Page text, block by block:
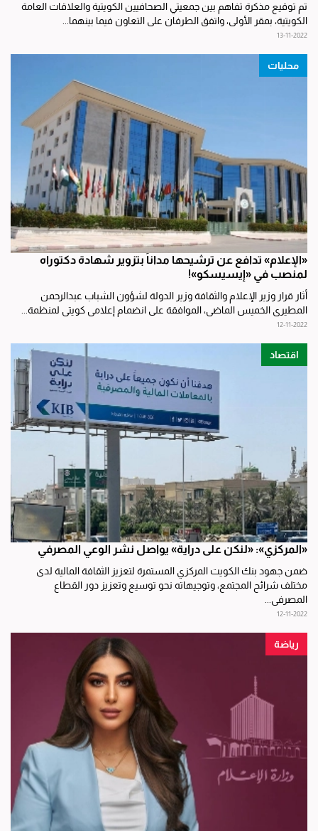
تم توقيع مذكرة تفاهم بين جمعيتي الصحافيين الكويتية والعلاقات العامة
الكويتية، بمقر الأولى، واتفق الطرفان على التعاون فيما بينهما...
13-11-2022
محليات
«الإعلام» تدافع عن ترشيحها مداناً بتزوير شهادة دكتوراه
لمنصب في «إيسيسكو»!
أثار قرار وزير الإعلام والثقافة وزير الدولة لشؤون الشباب عبدالرحمن
المطيري الخميس الماضي، الموافقة على انضمام إعلامي كويتي لمنظمة...
12-11-2022
اقتصاد
«المركزي»: «لنكن على دراية» يواصل نشر الوعي المصرفي
ضمن جهود بنك الكويت المركزي المستمرة لتعزيز الثقافة المالية لدى
مختلف شرائح المجتمع، وتوجيهاته نحو توسيع وتعزيز دور القطاع
المصرفي...
12-11-2022
رياضة